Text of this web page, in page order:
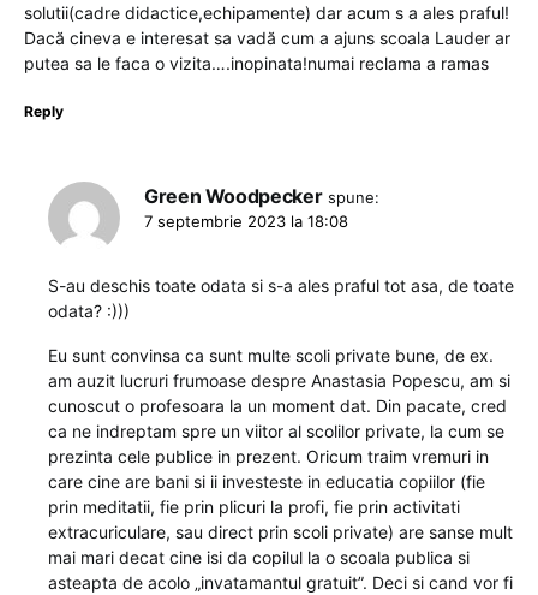
solutii(cadre didactice,echipamente) dar acum s a ales praful!
Dacă cineva e interesat sa vadă cum a ajuns scoala Lauder ar
putea sa le faca o vizita….inopinata!numai reclama a ramas
Reply
Green Woodpecker spune:
7 septembrie 2023 la 18:08
S-au deschis toate odata si s-a ales praful tot asa, de toate
odata? :)))
Eu sunt convinsa ca sunt multe scoli private bune, de ex.
am auzit lucruri frumoase despre Anastasia Popescu, am si
cunoscut o profesoara la un moment dat. Din pacate, cred
ca ne indreptam spre un viitor al scolilor private, la cum se
prezinta cele publice in prezent. Oricum traim vremuri in
care cine are bani si ii investeste in educatia copiilor (fie
prin meditatii, fie prin plicuri la profi, fie prin activitati
extracuriculare, sau direct prin scoli private) are sanse mult
mai mari decat cine isi da copilul la o scoala publica si
asteapta de acolo „invatamantul gratuit”. Deci si cand vor fi